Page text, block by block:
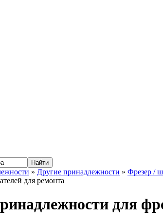
» Другие принадлежности » Фрезер /
для ремонта
для